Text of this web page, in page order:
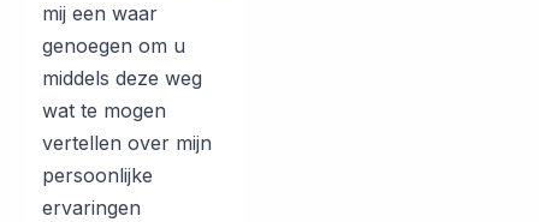
mij een waar
genoegen om u
middels deze weg
wat te mogen
vertellen over mijn
persoonlijke
ervaringen